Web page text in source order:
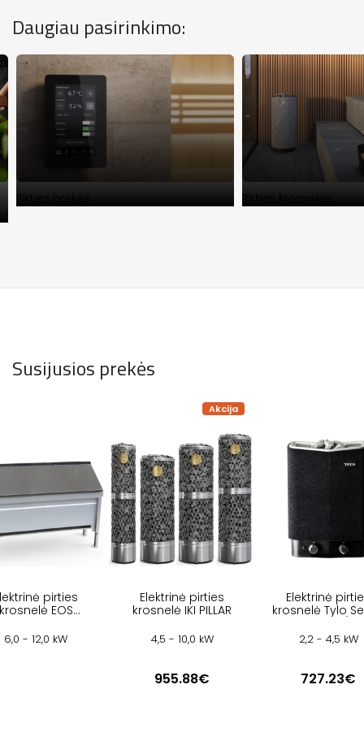
Daugiau pasirinkimo:
Pirties prekės Pirties krosnelės
Susijusios prekės
pirties
EOS
6,0 - 12,0 kW
Akcija
Elektrinė pirties
krosnelė IKI PILLAR
4,5 - 10,0 kW
955.88€
Elektrinė
krosnelė Tylo
2,2 - 4,5 kW
727.23€